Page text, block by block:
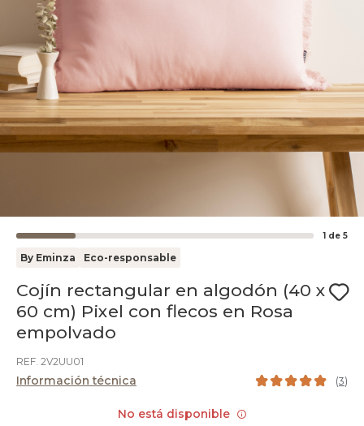
1 de 5
By Eminza Eco-responsable
Cojín rectangular en algodón (40 x
60 cm) Pixel con flecos en Rosa
empolvado
REF. 2V2UU01
Información técnica (3)